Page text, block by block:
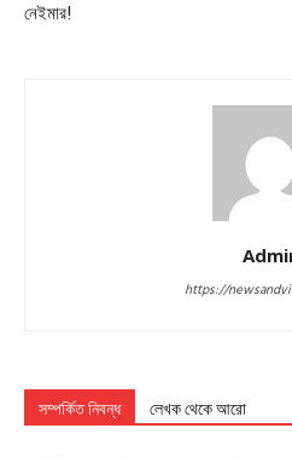
নেইমার!
https://
সম্পর্কিত নিবন্ধ লেখক থেকে আরো